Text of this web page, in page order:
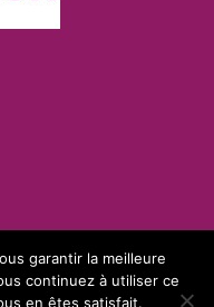
garantir la meilleure
continuez à utiliser ce
en êtes satisfait.